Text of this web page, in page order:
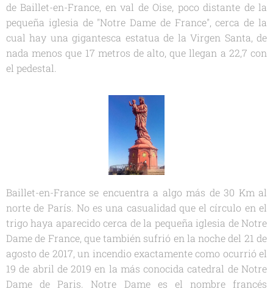
de Baillet-en-France, en val de Oise, poco distante de la
pequeña iglesia de "Notre Dame de France", cerca de la
cual hay una gigantesca estatua de la Virgen Santa, de
nada menos que 17 metros de alto, que llegan a 22,7 con
el pedestal.
Baillet-en-France se encuentra a algo más de 30 Km al
norte de París. No es una casualidad que el círculo en el
trigo haya aparecido cerca de la pequeña iglesia de Notre
Dame de France, que también sufrió en la noche del 21 de
agosto de 2017, un incendio exactamente como ocurrió el
19 de abril de 2019 en la más conocida catedral de Notre
Dame de Paris. Notre Dame es el nombre francés